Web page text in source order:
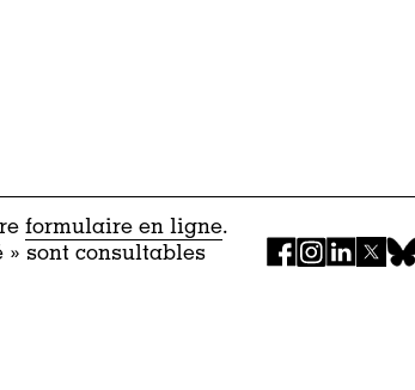
formulaire en ligne.
» sont consultables